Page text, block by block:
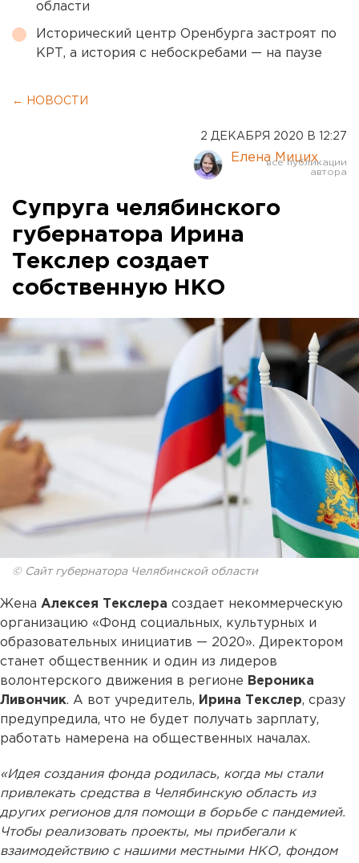
области
Исторический центр Оренбурга застроят по
КРТ, а история с небоскребами — на паузе
← НОВОСТИ
2 ДЕКАБРЯ 2020 В 12:27
Елена Мицих
Супруга челябинского
губернатора Ирина
Текслер создает
собственную НКО
© Сайт губернатора Челябинской области
Жена Алексея Текслера создает некоммерческую
организацию «Фонд социальных, культурных и
образовательных инициатив — 2020». Директором
станет общественник и один из лидеров
волонтерского движения в регионе Вероника
Ливончик. А вот учредитель, Ирина Текслер, сразу
предупредила, что не будет получать зарплату,
работать намерена на общественных началах.
«Идея создания фонда родилась, когда мы стали
привлекать средства в Челябинскую область из
других регионов для помощи в борьбе с пандемией.
Чтобы реализовать проекты, мы прибегали к
взаимодействию с нашими местными НКО, фондом